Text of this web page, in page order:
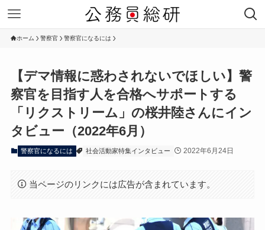
ホーム 警察官 警察官になるには
【デマ情報に惑わされないでほしい】警
察官を目指す人を合格へサポートする
「リクストリーム」の桜井陸さんにイン
タビュー（2022年6月）
警察官になるには 社会活動家特集インタビュー 2022年6月24日
当ページのリンクには広告が含まれています。